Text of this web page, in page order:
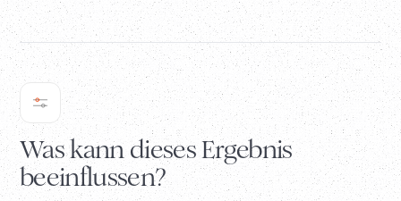
Was kann dieses Ergebnis
beeinflussen?